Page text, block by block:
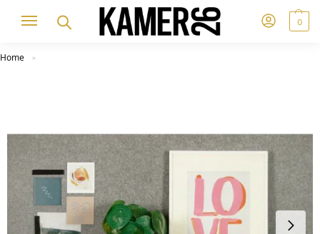
0
Home »